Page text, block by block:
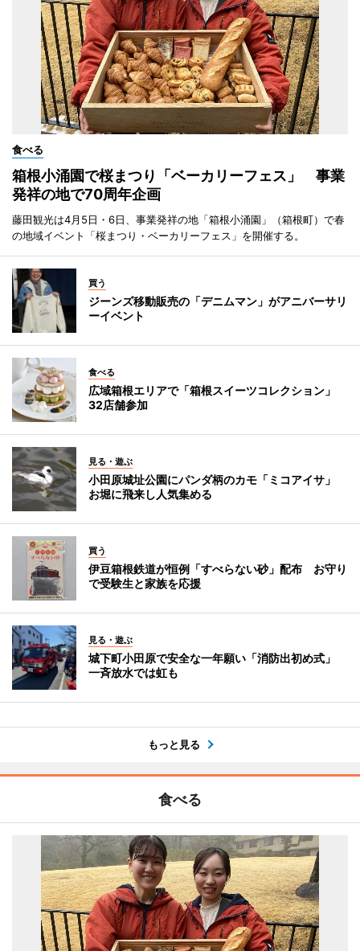
食べる
箱根小涌園で桜まつり「ベーカリーフェス」 事業
発祥の地で70周年企画
藤田観光は4月5日・6日、事業発祥の地「箱根小涌園」（箱根町）で春
の地域イベント「桜まつり・ベーカリーフェス」を開催する。
買う
ジーンズ移動販売の「デニムマン」がアニバーサリ
ーイベント
食べる
広域箱根エリアで「箱根スイーツコレクション」
32店舗参加
見る・遊ぶ
小田原城址公園にパンダ柄のカモ「ミコアイサ」
お堀に飛来し人気集める
買う
伊豆箱根鉄道が恒例「すべらない砂」配布 お守り
で受験生と家族を応援
見る・遊ぶ
城下町小田原で安全な一年願い「消防出初め式」
一斉放水では虹も
もっと見る
食べる